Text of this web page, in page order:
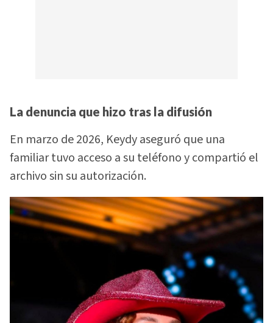
La denuncia que hizo tras la difusión
En marzo de 2026, Keydy aseguró que una
familiar tuvo acceso a su teléfono y compartió el
archivo sin su autorización.